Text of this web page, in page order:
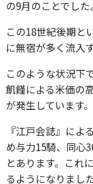
の9月のことでした。
この18世紀後期と
に無宿が多く流入
このような状況下
飢饉による米価の
が発生しています。
『江戸会誌』によ
め与力15騎、同心
とあります。これ
るようになりました